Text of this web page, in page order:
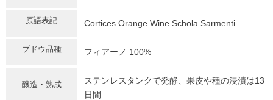
原語表記 Cortices Orange Wine Schola Sarmenti
ブドウ品種 フィアーノ 100%
醸造・熟成
ステンレスタンクで発酵、果皮や種の浸漬は13
日間